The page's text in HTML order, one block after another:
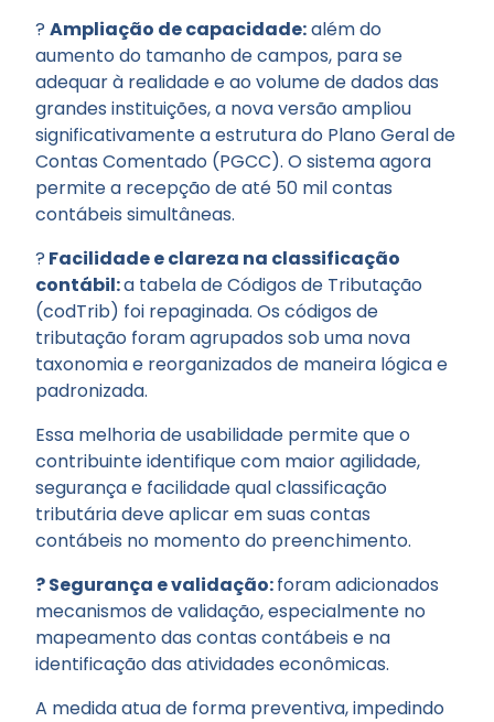
? Ampliação de capacidade:além do
aumento do tamanho de campos, para se
adequar à realidade e ao volume de dados das
grandes instituições, a nova versão ampliou
significativamente a estrutura do Plano Geral de
Contas Comentado (PGCC). O sistema agora
permite a recepção de até 50 mil contas
contábeis simultâneas.
? Facilidade e clareza na classificação
contábil:a tabela de Códigos de Tributação
(codTrib) foi repaginada. Os códigos de
tributação foram agrupados sob uma nova
taxonomia e reorganizados de maneira lógica e
padronizada.
Essa melhoria de usabilidade permite que o
contribuinte identifique com maior agilidade,
segurança e facilidade qual classificação
tributária deve aplicar em suas contas
contábeis no momento do preenchimento.
? Segurança e validação:foram adicionados
mecanismos de validação, especialmente no
mapeamento das contas contábeis e na
identificação das atividades econômicas.
A medida atua de forma preventiva, impedindo